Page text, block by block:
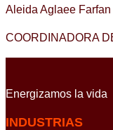
Aleida Aglaee Farfan
COORDINADORA
Energizamos la vida
INDUSTRIAS